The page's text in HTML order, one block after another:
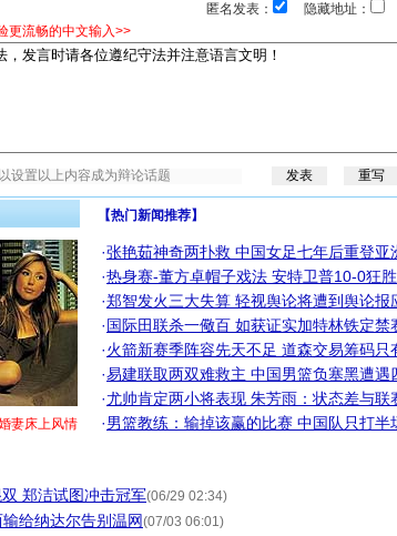
匿名发表：
隐藏地址：
更流畅的中文输入>>
妻床上风情
【热门新闻推荐】
·张艳茹神奇两扑救 中国女足七年后重登亚
·热身赛-董方卓帽子戏法 安特卫普10-0狂
·郑智发火三大失算 轻视舆论将遭到舆论报
·国际田联杀一儆百 如获证实加特林铁定禁
·火箭新赛季阵容先天不足 道森交易筹码只
·易建联取两双难救主 中国男篮负塞黑遭遇
·尤帅肯定两小将表现 朱芳雨：状态差与联
·男篮教练：输掉该赢的比赛 中国队只打半
郑洁试图冲击冠军(06/29 02:34)
给纳达尔告别温网(07/03 06:01)